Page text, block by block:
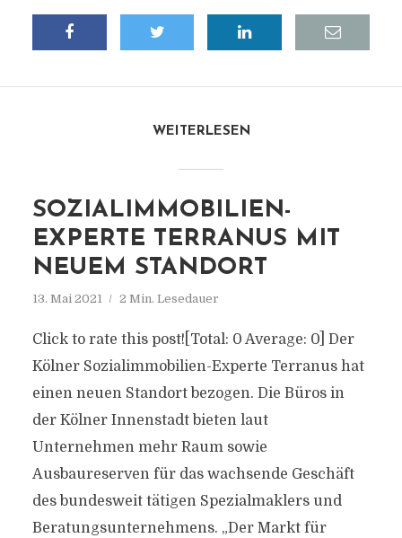
WEITERLESEN
SOZIALIMMOBILIEN-
EXPERTE TERRANUS MIT
NEUEM STANDORT
13. Mai 2021 2 Min. Lesedauer
Click to rate this post![Total: 0 Average: 0] Der
Kölner Sozialimmobilien-Experte Terranus hat
einen neuen Standort bezogen. Die Büros in
der Kölner Innenstadt bieten laut
Unternehmen mehr Raum sowie
Ausbaureserven für das wachsende Geschäft
des bundesweit tätigen Spezialmaklers und
Beratungsunternehmens. „Der Markt für